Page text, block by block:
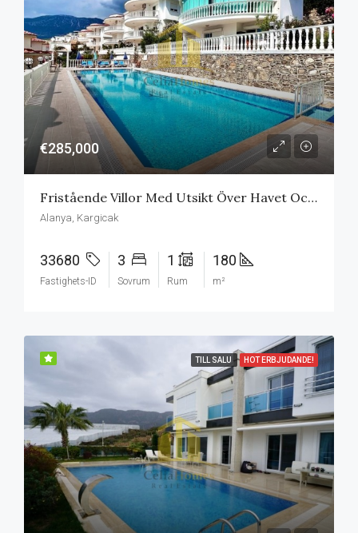
€285,000
Fristående Villor Med Utsikt Över Havet Och Staden I Alanya
Alanya, Kargicak
33680
Fastighets-ID
3
Sovrum
1
Rum
180
m²
TILL SALU HOT ERBJUDANDE!